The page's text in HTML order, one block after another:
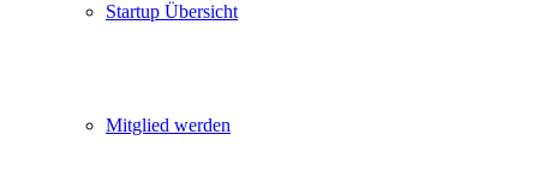
Startup Übersicht
Mitglied werden